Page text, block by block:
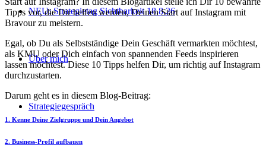
NEU: Strategietag Sichtbarkeit 18.8.26
Über mich
Strategiegespräch
Tipps vor, die Dir helfen werden, Deinen Start auf Instagram mit
Bravour zu meistern.
Egal, ob Du als Selbstständige Dein Geschäft vermarkten möchtest,
als KMU oder Dich einfach von spannenden Feeds inspirieren
lassen möchtest. Diese 10 Tipps helfen Dir, um richtig auf Instagram
durchzustarten.
Darum geht es in diesem Blog-Beitrag:
1. Kenne Deine Zielgruppe und Dein Angebot
2. Business-Profil aufbauen